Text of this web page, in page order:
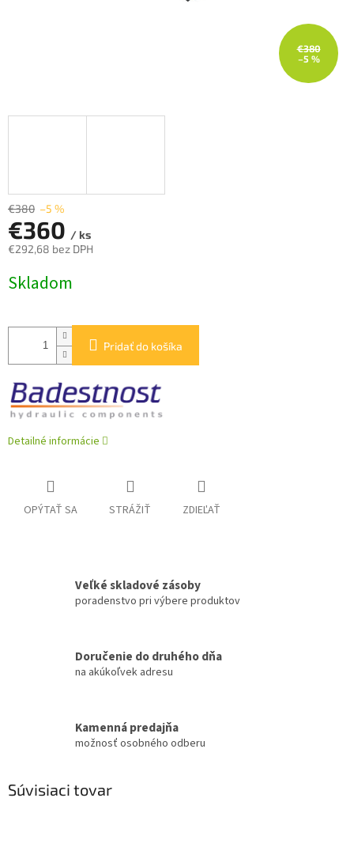
€380
–5 %
€380 –5 %
€360 / ks
€292,68 bez DPH
cena:
Skladom
Pridať do košíka
Detailné informácie
OPÝTAŤ SA STRÁŽIŤ ZDIEĽAŤ
Veľké skladové zásoby
poradenstvo pri výbere produktov
Doručenie do druhého dňa
na akúkoľvek adresu
Kamenná predajňa
možnosť osobného odberu
Súvisiaci tovar